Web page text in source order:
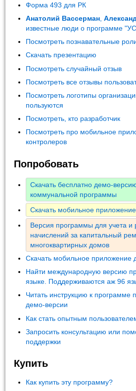
Форма 493 для РК
Анатолий Вассерман ,
известные люди о программе
Посмотреть познавательные
Скачать презентацию
Посмотреть случайный отзыв
Посмотреть все отзывы
Посмотреть логотипы
пользуются
Посмотреть, кто разработчик
Посмотреть про мобильное
контролеров
Попробовать
Скачать бесплатно демо-
коммунальной программы
Скачать мобильное
Версия программы для учета и
начислений за капитальный
многоквартирных домов
Скачать мобильное приложение
Найти международную версию
языке. Поддерживаются аж 96
Читать инструкцию к программе
демо-версии
Как стать опытным
Запросить консультацию или
поддержки
Купить
Как купить эту программу?